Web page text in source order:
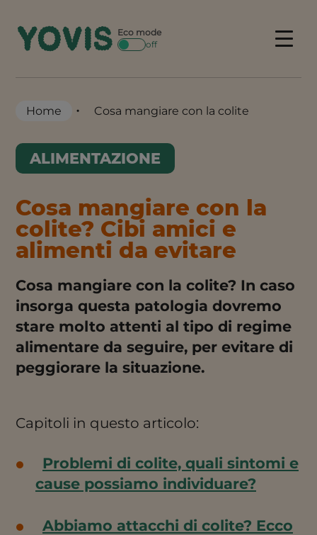
content
Eco mode
off
Menu
Home • Cosa mangiare con la colite
ALIMENTAZIONE
Cosa mangiare con la
colite? Cibi amici e
alimenti da evitare
Cosa mangiare con la colite? In caso
insorga questa patologia dovremo
stare molto attenti al tipo di regime
alimentare da seguire, per evitare di
peggiorare la situazione.
Capitoli in questo articolo:
Problemi di colite, quali sintomi e
cause possiamo individuare?
Abbiamo attacchi di colite? Ecco